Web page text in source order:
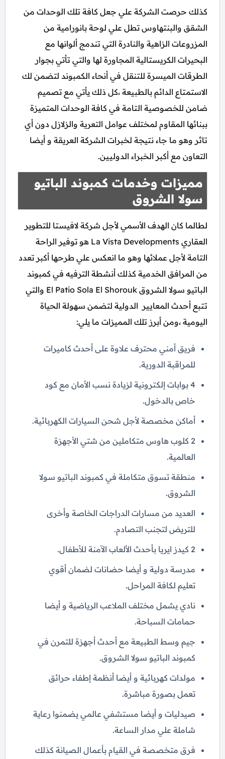
كذلك حرصت الشركة علي جعل كافة تلك الوحدات من
الشقق والبنتهاوس تطل علي لوحة بانورامية من
المزروعات الزاهية والنادرة التي تندمج ألوانها مع
البحيرات الكريستالية المجاورة لها والتي تأتي بجوار
الطرقات الميسرة للتنقل في أنحاء الكمبوند لتضمن لك
الاستمتاع الدائم بالطبيعة ،كل ذلك يأتي مع تصميم
ضامن للخصوصية التامة في كافة الوحدات المتميزة
ببنائها المقاوم لمختلف عوامل التعرية والزلازل دون أي
تاثر وهو ما جاء نتيجة لخبرات الشركة العريقة و أيضا
التعاون مع أكبر الخبراء الدوليين.
مميزات وخدمات كمبوند الباتيو
سولا الشروق
لطالما كان الهدف الأسمي لأجل شركة لافيستا للتطوير
العقاري La Vista Developments هو توفير الراحة
التامة لأجل عملائها وهو ما انعكس علي طرحها أكبر تعدد
من المرافق الخدمية كذلك أنشطة الترفيه في كمبوند
الباتيو سولا الشروق El Patio Sola El Shorouk والتي
تتبع أحدث المعايير الدولية لتضمن سهولة الحياة
اليومية ،ومن أبرز تلك المميزات ما يلي:
فريق أمني محترف علاوة على أحدث كاميرات
للمراقبة الدورية.
4 بوابات إلكترونية لزيادة نسب الأمان مع كود
خاص بالدخول.
أماكن مخصصة لأجل شحن السيارات الكهربائية.
2 كلوب هاوس متكاملين من شتي الأجهزة
العالمية.
منطقة تسوق متكاملة في كمبوند الباتيو سولا
الشروق.
العديد من مسارات الدراجات الخاصة وأخرى
للتريض لتجنب التصادم.
2 كيدز ايريا بأحدث الألعاب الآمنة للأطفال.
مدرسة دولية و أيضا حضانات لضمان أقوي
تعليم لكافة المراحل.
نادي يشمل مختلف الملاعب الرياضية و أيضا
حمامات السباحة.
جيم وسط الطبيعة مع أحدث أجهزة للتمرن في
كمبوند الباتيو سولا الشروق.
مولدات كهربائية و أيضا أنظمة إطفاء حرائق
تعمل بصورة مباشرة.
صيدليات و أيضا مستشفي عالمي يضمنوا رعاية
شاملة علي مدار الساعة.
فرق متخصصة في القيام بأعمال الصيانة كذلك